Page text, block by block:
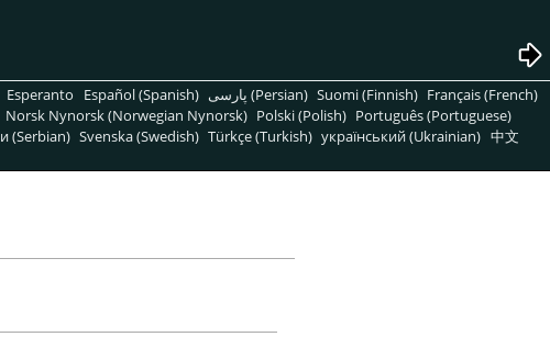
Esperanto Español (Spanish) پارسی (Persian) Suomi (Finnish) Français (French)
Norsk Nynorsk (Norwegian Nynorsk) Polski (Polish) Português (Portuguese)
(Serbian) Svenska (Swedish) Türkçe (Turkish) український (Ukrainian) 中文